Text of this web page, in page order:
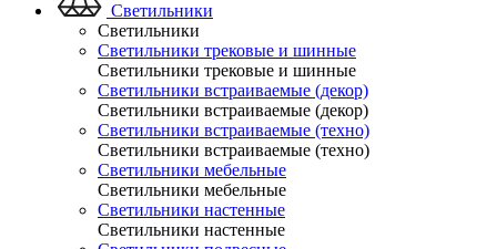
Светильники
Светильники
Светильники трековые и шинные
Светильники трековые и шинные
Светильники встраиваемые (декор)
Светильники встраиваемые (декор)
Светильники встраиваемые (техно)
Светильники встраиваемые (техно)
Светильники мебельные
Светильники мебельные
Светильники настенные
Светильники настенные